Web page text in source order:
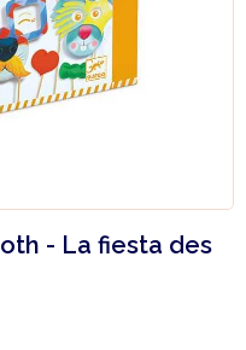
- La fiesta des